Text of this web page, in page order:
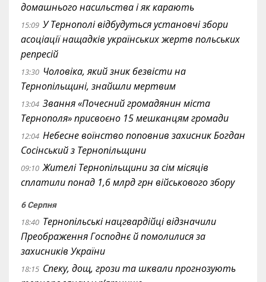
домашнього насильства і як карають
15:09 У Тернополі відбудуться установчі збори
асоціації нащадків українських жертв польських
репресій
13:30 Чоловіка, який зник безвісти на
Тернопільщині, знайшли мертвим
13:04 Звання «Почесний громадянин міста
Тернополя» присвоєно 15 мешканцям громади
12:04 Небесне воїнство поповнив захисник Богдан
Сосінський з Тернопільщини
09:10 Жителі Тернопільщини за сім місяців
сплатили понад 1,6 млрд грн військового збору
6 Серпня
18:40 Тернопільські нацгвардійці відзначили
Преображення Господнє й помолилися за
захисників України
18:15 Спеку, дощ, грози та шквали прогнозують